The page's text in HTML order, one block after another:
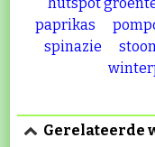
paprikas
spinazie
Gerelateerde